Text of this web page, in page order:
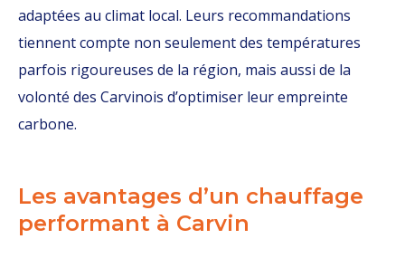
adaptées au climat local. Leurs recommandations
tiennent compte non seulement des températures
parfois rigoureuses de la région, mais aussi de la
volonté des Carvinois d’optimiser leur empreinte
carbone.
Les avantages d’un chauffage
performant à Carvin